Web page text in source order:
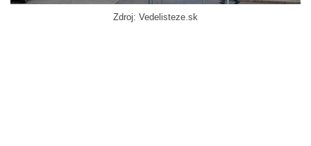
Zdroj: Vedelisteze.sk